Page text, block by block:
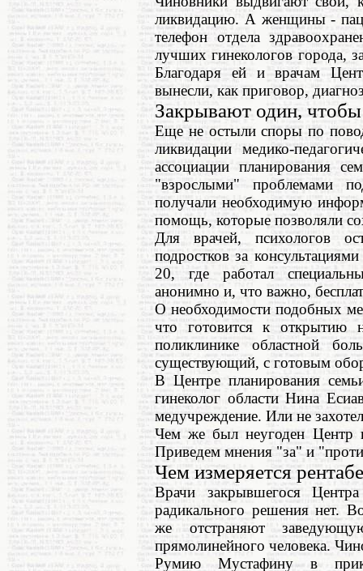
ликвидацию. А женщины -
телефон отдела
лучших гинекологов
Благодаря ей и врачам
вынесли, как приговор,
Закрывают один,
Еще не остыли споры по
ликвидации медико-
ассоциации планирования
"взрослыми" проблемами
получали необходимую
помощь, которые позволяли
Для врачей, психологов
подростков за
20, где работал
анонимно и, что важно,
О необходимости подобных
что готовится к открытию
поликлинике областной
существующий, с готовым
В Центре планирования
гинеколог области Нина
медучреждение. Или не
Чем же был неугоден Центр
Приведем мнения "за" и
Чем измеряется
Врачи закрывшегося
радикального решения нет.
же отстраняют
прямолинейного человека.
Румию Мустафину в